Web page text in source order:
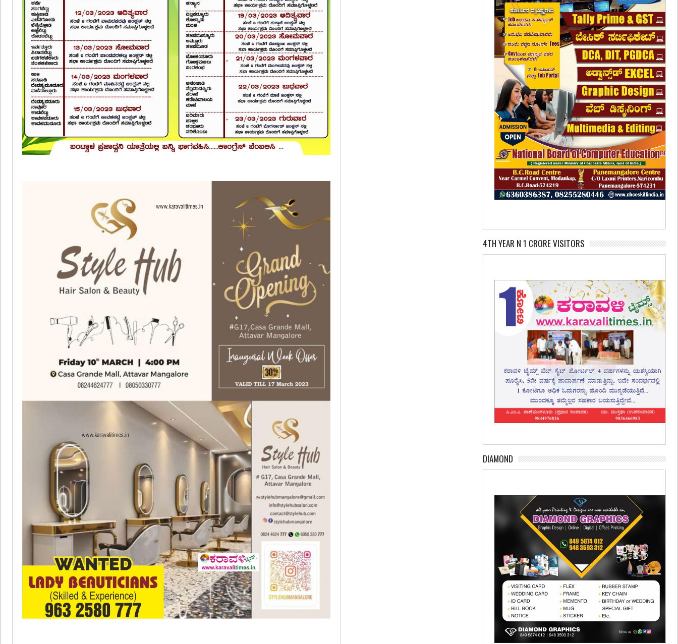
4TH YEAR N 1 CRORE VISITORS
DIAMOND